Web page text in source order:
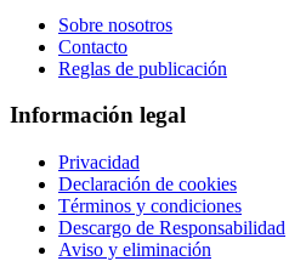
Sobre nosotros
Contacto
Reglas de publicación
Información legal
Privacidad
Declaración de cookies
Términos y condiciones
Descargo de Responsabilidad
Aviso y eliminación